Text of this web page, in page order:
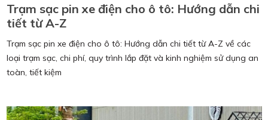
Trạm sạc pin xe điện cho ô tô: Hướng dẫn chi
tiết từ A-Z
Trạm sạc pin xe điện cho ô tô: Hướng dẫn chi tiết từ A-Z về các
loại trạm sạc, chi phí, quy trình lắp đặt và kinh nghiệm sử dụng an
toàn, tiết kiệm